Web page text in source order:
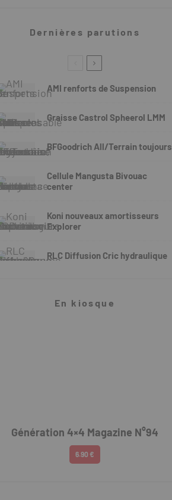
Dernières parutions
AMI renforts de Suspension
Graisse Castrol Spheerol LMM
BFGoodrich All/Terrain toujours
Cellule Mangusta Bivouac
center
Koni nouveaux amortisseurs
Explorer
RLC Diffusion Cric hydraulique
En kiosque
Génération 4×4 Magazine N°94
6.90 €